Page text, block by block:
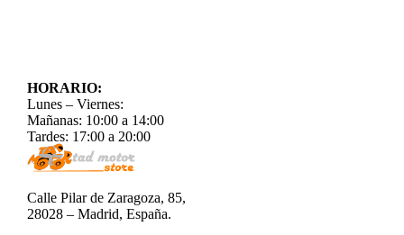
HORARIO:
Lunes – Viernes:
Mañanas: 10:00 a 14:00
Tardes: 17:00 a 20:00
Calle Pilar de Zaragoza, 85,
28028 – Madrid, España.